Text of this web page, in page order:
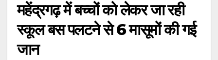
महेंद्रगढ़ में बच्चों को लेकर जा रही
स्कूल बस पलटने से 6 मासूमों की गई
जान